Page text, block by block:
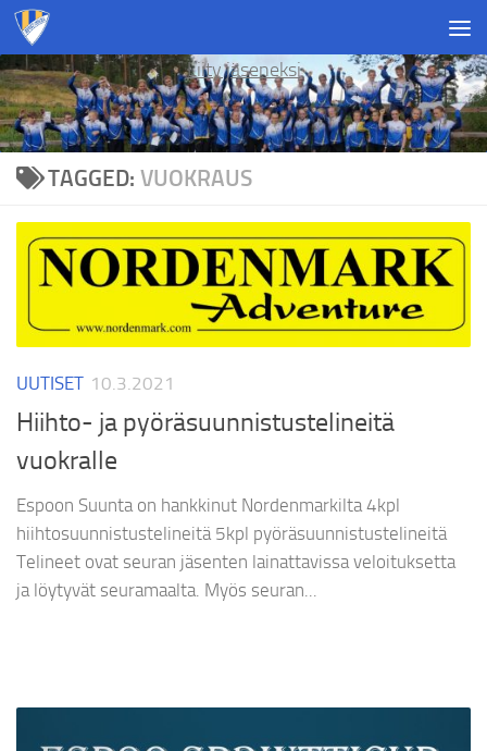
Skip to content
Liity jäseneksi
TAGGED: VUOKRAUS
UUTISET 10.3.2021
Hiihto- ja pyöräsuunnistustelineitä
vuokralle
Espoon Suunta on hankkinut Nordenmarkilta 4kpl
hiihtosuunnistustelineitä 5kpl pyöräsuunnistustelineitä
Telineet ovat seuran jäsenten lainattavissa veloituksetta
ja löytyvät seuramaalta. Myös seuran...